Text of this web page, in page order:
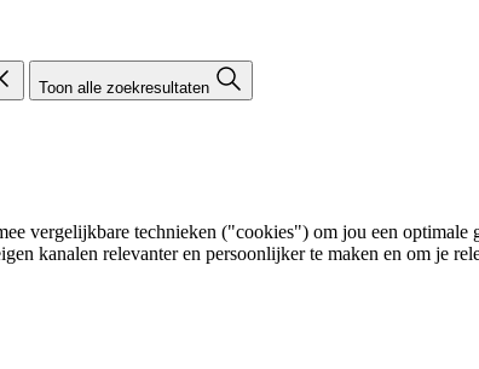
Toon alle zoekresultaten
vergelijkbare technieken ("cookies") om jou een
kanalen relevanter en persoonlijker te maken en om je